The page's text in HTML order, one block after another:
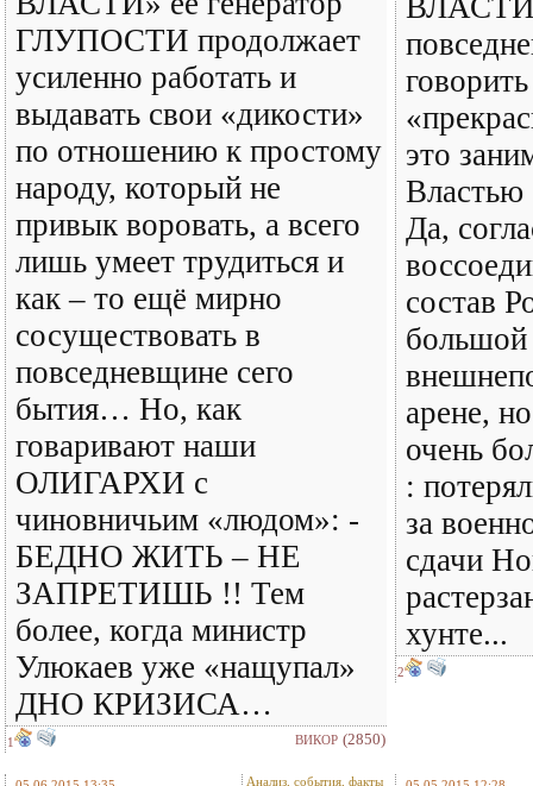
ГЛУПОСТИ продолжает
усиленно работать и
выдавать свои «дикости»
по отношению к простому
народу, который не
привык воровать, а всего
лишь умеет трудиться и
как – то ещё мирно
сосуществовать в
повседневщине сего
бытия… Но, как
говаривают наши
ОЛИГАРХИ с
чиновничьим «людом»: -
БЕДНО ЖИТЬ – НЕ
ЗАПРЕТИШЬ !! Тем
более, когда министр
Улюкаев уже «нащупал»
ДНО КРИЗИСА…
1 ВИКОР (2850)
ВЛАСТИ
это
Властью
Да,
состав
арене,
очень
:
за
сдачи
хунте...
2
Анализ, события, факты